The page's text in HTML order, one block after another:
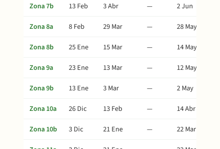
Zona 7b
13 Feb 3 Abr —
2 Jun
Zona 8a
8 Feb 29 Mar —
28 May
Zona 8b
25 Ene 15 Mar —
14 May
Zona 9a
23 Ene 13 Mar —
12 May
Zona 9b
13 Ene 3 Mar —
2 May
Zona 10a
26 Dic 13 Feb —
14 Abr
Zona 10b
3 Dic 21 Ene —
22 Mar